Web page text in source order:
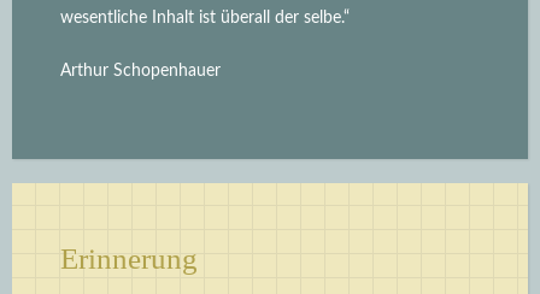
wesentliche Inhalt ist überall der selbe.“
Arthur Schopenhauer
Erinnerung